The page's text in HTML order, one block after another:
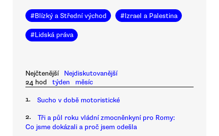
#Blízký a Střední východ #Izrael a Palestina
#Lidská práva
Nejčtenější
Nejdiskutovanější
24 hod
týden měsíc
1. Sucho v době motoristické
2.
Tři a půl roku vládní zmocněnkyní pro Romy:
Co jsme dokázali a proč jsem odešla